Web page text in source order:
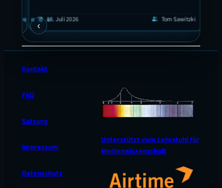
calendar_today 18. Juli 2026 group Tom Sawitzki
‹
Kontakt
FAQ
Satzung
Impressum
Datenschutz
Unterstützt vom Lehrstuhl für
Medienwissenschaft